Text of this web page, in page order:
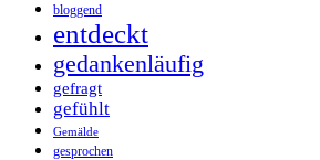
bloggend
entdeckt
gedankenläufig
gefragt
gefühlt
Gemälde
gesprochen